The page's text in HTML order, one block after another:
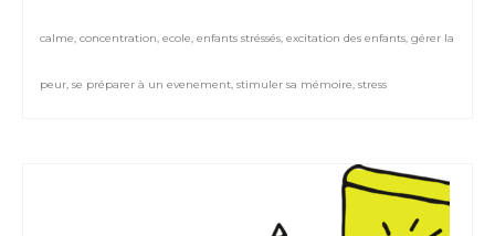
calme, concentration, ecole, enfants stréssés, excitation des enfants, gérer la
peur, se préparer à un evenement, stimuler sa mémoire, stress